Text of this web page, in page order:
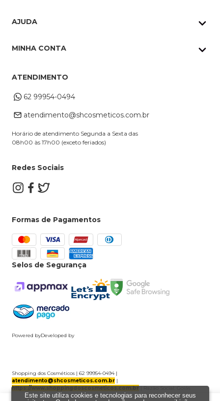
Pedidos Whatsapp
Cupons
AJUDA
Troca e Devoluções
Dúvidas Frequentes
MINHA CONTA
Alterar Cadastro
ATENDIMENTO
62 99954-0494
atendimento@shcosmeticos.com.br
Horário de atendimento Segunda a Sexta das
08h00 às 17h00 (exceto feriados)
Redes Sociais
Formas de Pagamentos
Selos de Segurança
Powered byDeveloped by
Shopping dos Cosméticos | 62 99954-0494 |
atendimento@shcosmeticos.com.br |
https://www.shoppingdoscosmeticos.com.br| Razão Social: Goiás
Comércio de Cosméticos Ltda | CNPJ: 17.871.449/0001-28 | Endereço: Avenida
Este site utiliza cookies e tecnologias para reconhecer seus